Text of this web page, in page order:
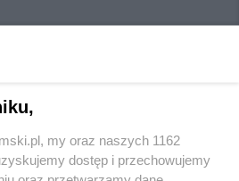
my oraz naszych 1162
dostęp i przechowujemy